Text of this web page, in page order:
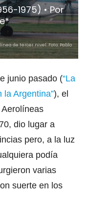
1975) • Por
de tercer nivel. Foto: Pablo
junio pasado (“La
Argentina”), el
dio lugar a
pero, a la luz
podía
varias
suerte en los